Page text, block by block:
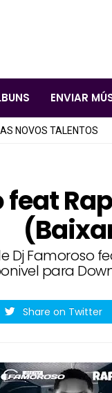
ENVIAR
NOVOS TALENTOS
feat
Dj Famoroso
para
Share on Twitter